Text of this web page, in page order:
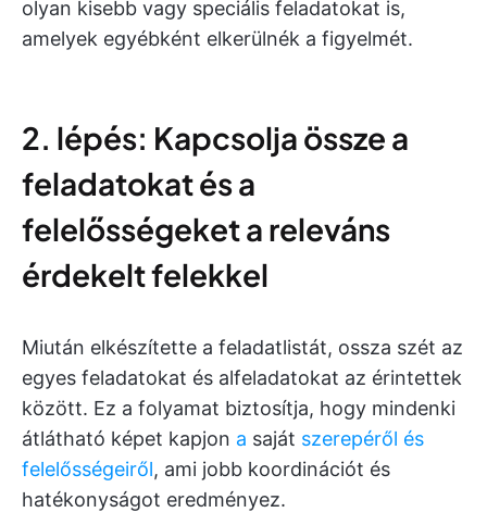
olyan kisebb vagy speciális feladatokat is,
amelyek egyébként elkerülnék a figyelmét.
2. lépés: Kapcsolja össze a
feladatokat és a
felelősségeket a releváns
érdekelt felekkel
Miután elkészítette a feladatlistát, ossza szét az
egyes feladatokat és alfeladatokat az érintettek
között. Ez a folyamat biztosítja, hogy mindenki
átlátható képet kapjon a saját szerepéről és
felelősségeiről, ami jobb koordinációt és
hatékonyságot eredményez.